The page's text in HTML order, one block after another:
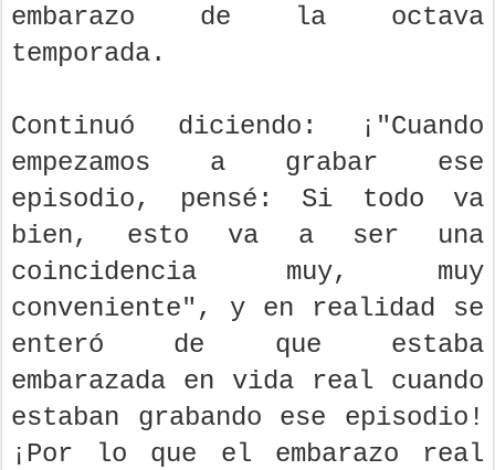
embarazo de la octava
temporada.
Continuó diciendo: ¡"Cuando
empezamos a grabar ese
episodio, pensé: Si todo va
bien, esto va a ser una
coincidencia muy, muy
conveniente", y en realidad se
enteró de que estaba
embarazada en vida real cuando
estaban grabando ese episodio!
¡Por lo que el embarazo real